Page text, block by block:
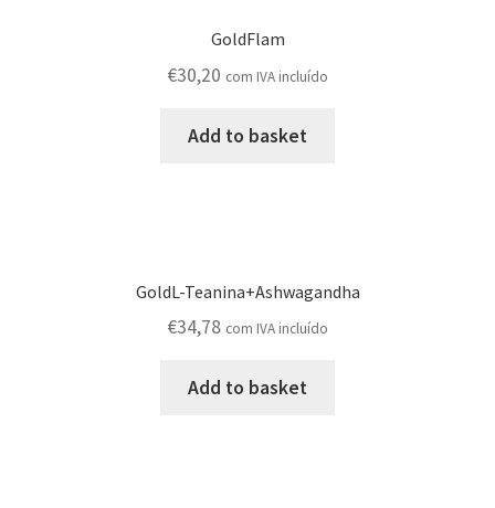
GoldFlam
€30,20 com IVA incluído
Add to basket
GoldL-Teanina+Ashwagandha
€34,78 com IVA incluído
Add to basket